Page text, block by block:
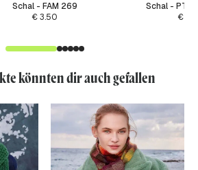
Schal - FAM 269
€3.50
Schal - PTO
€
könnten dir auch gefallen